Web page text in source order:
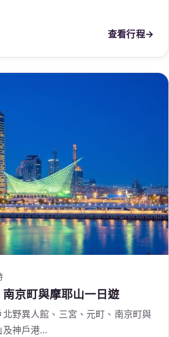
查看行程→
京町與摩耶山一日遊
野異人館、三宮、元町、南京町與
及神戶港…